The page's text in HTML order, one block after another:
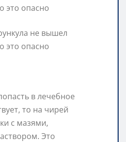
в лечебное
то на чирей
с мазями,
Это